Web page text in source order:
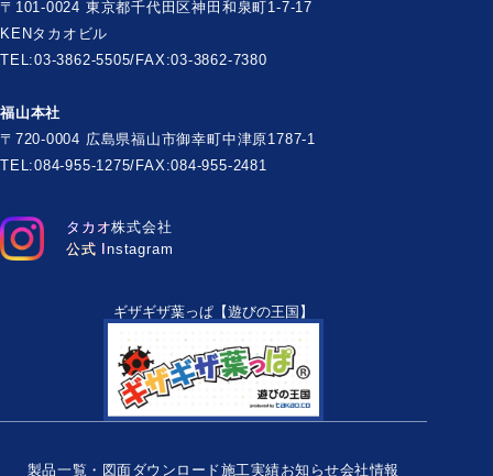
タカオ株式会社
公式 Instagram
〒101-0024 東京都千代田区神田和泉町1-7-17
KENタカオビル
TEL:03-3862-5505/FAX:03-3862-7380
福山本社
〒720-0004 広島県福山市御幸町中津原1787-1
TEL:084-955-1275/FAX:084-955-2481
ギザギザ葉っぱ【遊びの王国】
製品一覧・図面ダウンロード施工実績お知らせ会社情報